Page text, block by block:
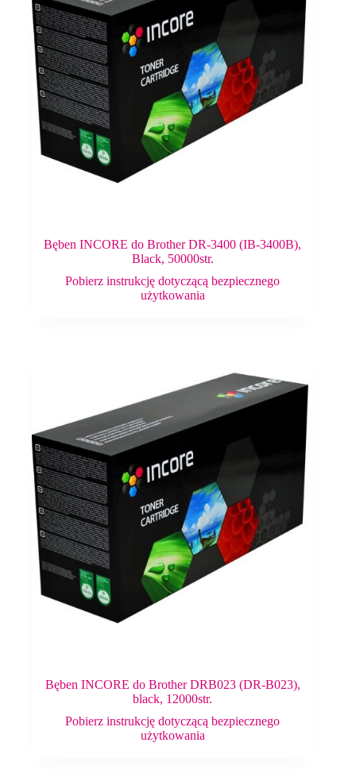
Bęben INCORE do Brother DR-3400 (IB-3400B),
Black, 50000str.
Pobierz instrukcję dotyczącą bezpiecznego
użytkowania
Bęben INCORE do Brother DRB023 (DR-B023),
black, 12000str.
Pobierz instrukcję dotyczącą bezpiecznego
użytkowania